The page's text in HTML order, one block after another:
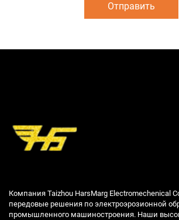
Отправить
Компания Taizhou HarsMarg Electromechenical
передовые решения по электроэрозионной
промышленного машиностроения. Наши